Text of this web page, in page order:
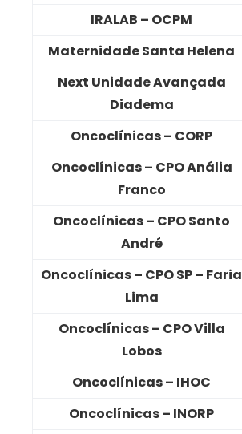
IRALAB – OCPM
Maternidade Santa Helena
Next Unidade Avançada
Diadema
Oncoclínicas – CORP
Oncoclínicas – CPO Anália
Franco
Oncoclínicas – CPO Santo
André
Oncoclínicas – CPO SP – Faria
Lima
Oncoclínicas – CPO Villa
Lobos
Oncoclínicas – IHOC
Oncoclínicas – INORP